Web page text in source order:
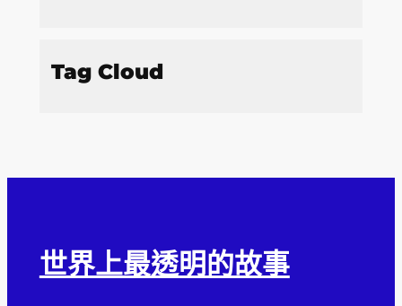
Tag Cloud
世界上最透明的故事